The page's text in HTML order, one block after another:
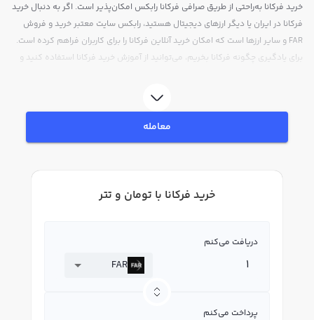
خرید فرکانا به‌راحتی از طریق صرافی فرکانا رابکس امکان‌پذیر است. اگر به دنبال خرید
فرکانا در ایران یا دیگر ارزهای دیجیتال هستید، رابکس سایت معتبر خرید و فروش
FAR و سایر ارزها است که امکان خرید آنلاین فرکانا را برای کاربران فراهم کرده است.
برای یادگیری چگونه فرکانا بخریم، می‌توانید از آموزش خرید فرکانا استفاده کنید و
قیمت لحظه‌ای، نمودار و امکانات فروش فرکانا نیز در دسترس شما قرار دارد تا
بتوانید تصمیمات بهتری در معاملات خود بگیرید.
معامله
خرید فرکانا با تومان و تتر
دریافت می‌کنم
FAR
پرداخت می‌کنم